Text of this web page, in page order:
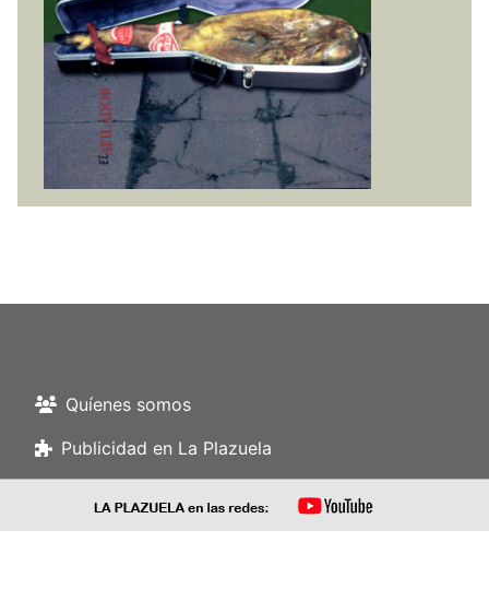
Quíenes somos
Publicidad en La Plazuela